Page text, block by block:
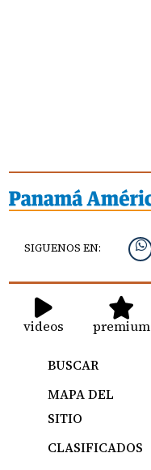
SIGUENOS EN:
videos premium
BUSCAR
MAPA DEL
SITIO
CLASIFICADOS